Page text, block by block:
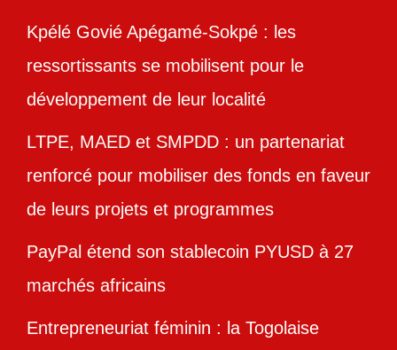
Kpélé Govié Apégamé-Sokpé : les
ressortissants se mobilisent pour le
développement de leur localité
LTPE, MAED et SMPDD : un partenariat
renforcé pour mobiliser des fonds en faveur
de leurs projets et programmes
PayPal étend son stablecoin PYUSD à 27
marchés africains
Entrepreneuriat féminin : la Togolaise